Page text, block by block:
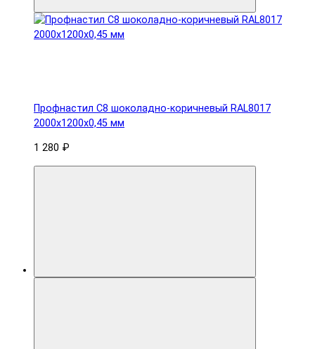
Профнастил С8 шоколадно-коричневый RAL8017
2000х1200х0,45 мм
1 280 ₽